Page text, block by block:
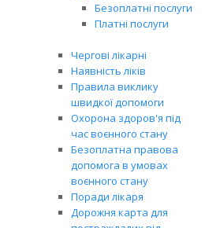
Безоплатні послуги
Платні послуги
Чергові лікарні
Наявність ліків
Правила виклику
швидкої допомоги
Охорона здоров'я під
час воєнного стану
Безоплатна правова
допомога в умовах
воєнного стану
Поради лікаря
Дорожня карта для